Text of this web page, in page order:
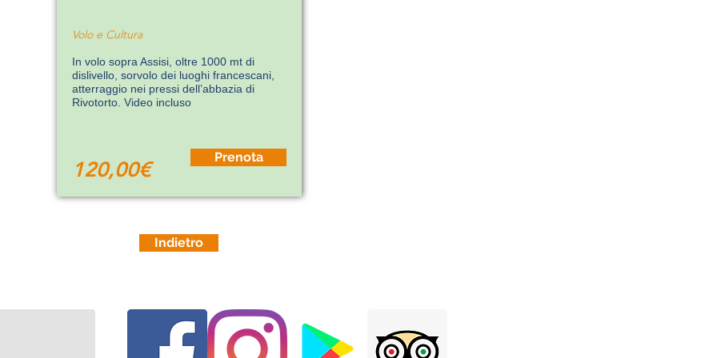
Volo e Cultura
In volo sopra Assisi, oltre 1000 mt di
dislivello, sorvolo dei luoghi francescani,
atterraggio nei pressi dell’abbazia di
Rivotorto. Video incluso
120,00€
Prenota
Indietro